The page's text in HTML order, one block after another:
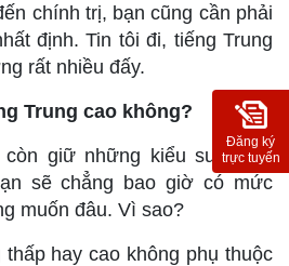
chính trị, bạn cũng cần phải
định. Tin tôi đi, tiếng Trung
rất nhiều đấy.
Trung cao không?
giữ những kiểu suy nghĩ
sẽ chẳng bao giờ có mức
muốn đâu. Vì sao?
hay cao không phụ thuộc
Đăng ký
trực tuyến